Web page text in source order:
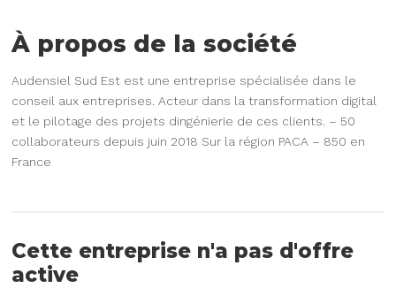
À propos de la société
Audensiel Sud Est est une entreprise spécialisée dans le
conseil aux entreprises. Acteur dans la transformation digital
et le pilotage des projets dingénierie de ces clients. – 50
collaborateurs depuis juin 2018 Sur la région PACA – 850 en
France
Cette entreprise n'a pas d'offre
active